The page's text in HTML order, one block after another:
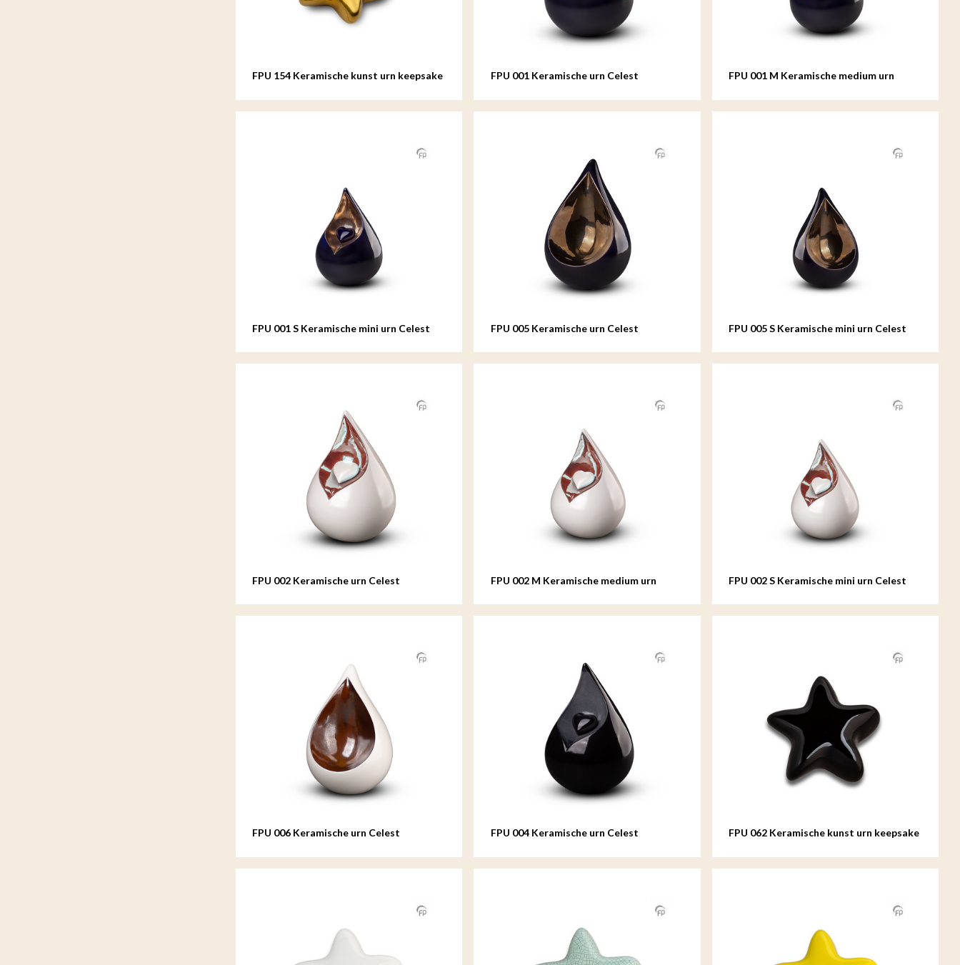
FPU 154 Keramische kunst urn keepsake
FPU 001 Keramische urn Celest
FPU 001 M Keramische medium urn
FPU 001 S Keramische mini urn Celest FPU 005 Keramische urn Celest FPU 005 S Keramische mini urn Celest
FPU 002 Keramische urn Celest
FPU 002 M Keramische medium urn
FPU 002 S Keramische mini urn Celest
FPU 006 Keramische urn Celest FPU 004 Keramische urn Celest
FPU 062 Keramische kunst urn keepsake